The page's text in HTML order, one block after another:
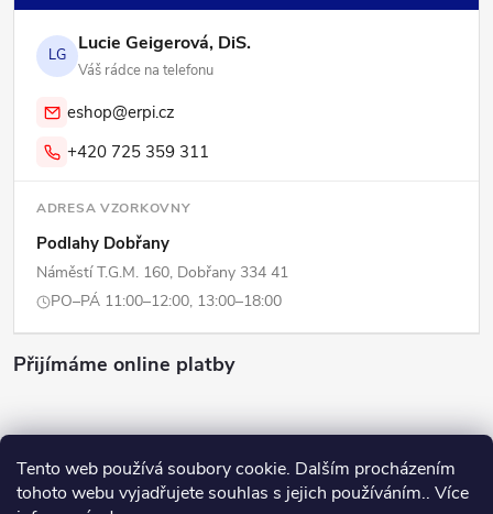
Tento web používá soubory cookie. Dalším procházením
tohoto webu vyjadřujete souhlas s jejich používáním.. Více
LG Lucie Geigerová, DiS.
Váš rádce na telefonu
eshop@erpi.cz
+420 725 359 311
ADRESA VZORKOVNY
Podlahy Dobřany
Náměstí T.G.M. 160, Dobřany 334 41
PO–PÁ 11:00–12:00, 13:00–18:00
Přijímáme online platby
Copyright 2026ERPI - Domov. Všechna práva vyhrazena.Upravit